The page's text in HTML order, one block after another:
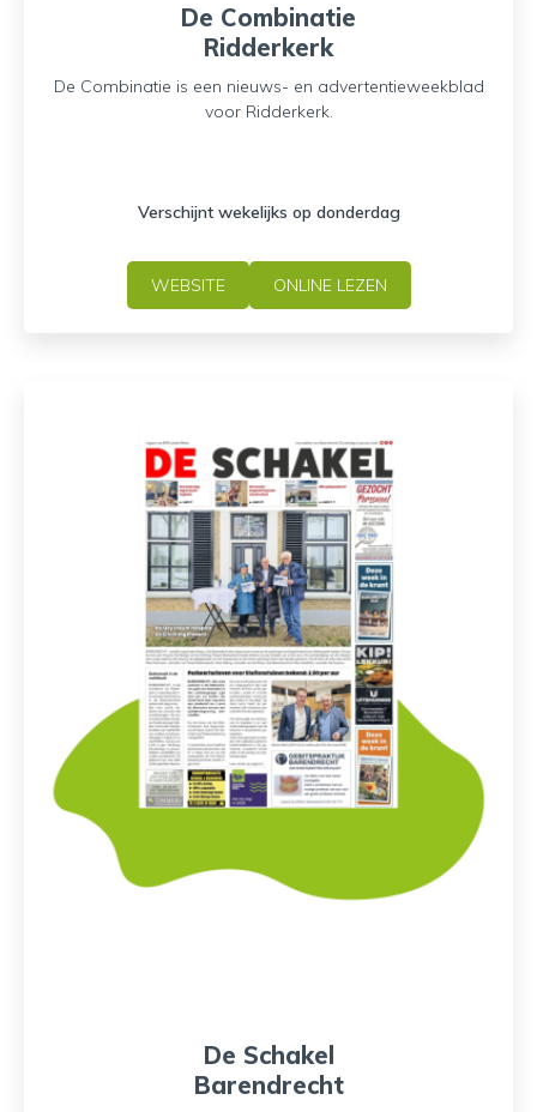
De Combinatie
Ridderkerk
De Combinatie is een nieuws- en advertentieweekblad
voor Ridderkerk.
Verschijnt wekelijks op donderdag
WEBSITE ONLINE LEZEN
De Schakel
Barendrecht